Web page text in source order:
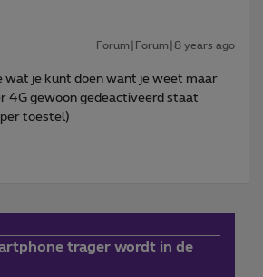
Forum|Forum|8 years ago
wat je kunt doen want je weet maar
4G gewoon gedeactiveerd staat
toestel)
trager wordt in de